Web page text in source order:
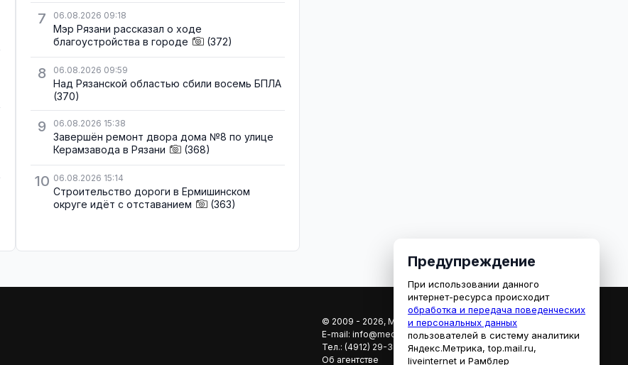
7 06.08.2026 09:18
Мэр Рязани рассказал о ходе
благоустройства в городе
(372)
8 06.08.2026 09:59
Над Рязанской областью сбили восемь БПЛА
(370)
9 06.08.2026 15:38
Завершён ремонт двора дома №8 по улице
Керамзавода в Рязани
(368)
10 06.08.2026 15:14
Строительство дороги в Ермишинском
округе идёт с отставанием
(363)
© 2009 - 2026, МЕДИАРЯЗАНЬ
E-mail: info@mediaryazan.ru,reklama@mediaryazan.ru
Тел.: (4912) 29-33-66
Об агентстве
Предупреждение
При использовании данного
интернет-ресурса происходит
обработка и передача поведенческих
и персональных данных
пользователей в систему аналитики
Яндекс.Метрика, top.mail.ru,
liveinternet и Рамблер